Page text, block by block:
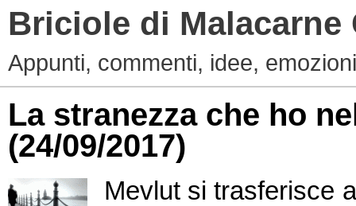
Briciole di Malacarne
Appunti, commenti, idee,
La stranezza che ho
(24/09/2017)
Mevlut si trasferisce